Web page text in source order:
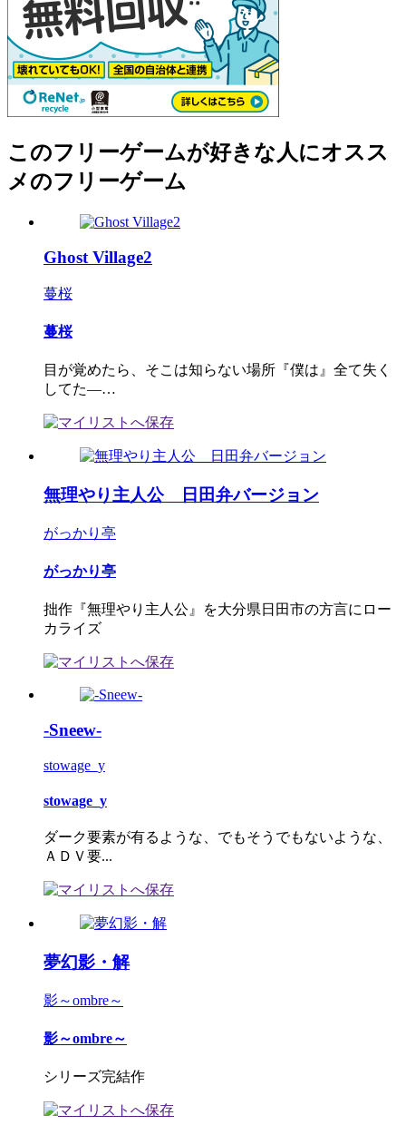
このフリーゲームが好きな人にオスス
メのフリーゲーム
Ghost Village2
蔓桜
蔓桜
目が覚めたら、そこは知らない場所『僕は』全て失く
してた―…
無理やり主人公 日田弁バージョン
がっかり亭
がっかり亭
拙作『無理やり主人公』を大分県日田市の方言にロー
カライズ
-Sneew-
stowage_y
stowage_y
ダーク要素が有るような、でもそうでもないような、
ＡＤＶ要...
夢幻影・解
影～ombre～
影～ombre～
シリーズ完結作